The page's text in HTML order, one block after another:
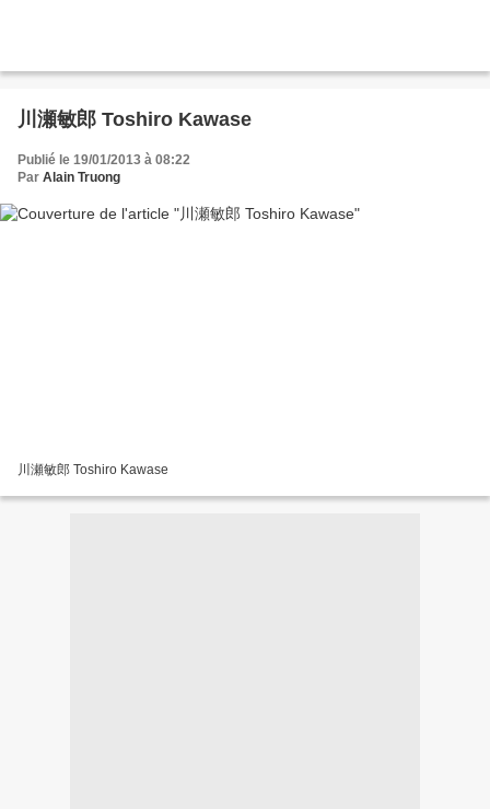
川瀬敏郎 Toshiro Kawase
Publié le 19/01/2013 à 08:22
Par Alain Truong
川瀬敏郎 Toshiro Kawase